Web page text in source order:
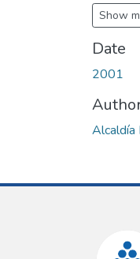
Show
Date
2001
Alcaldía